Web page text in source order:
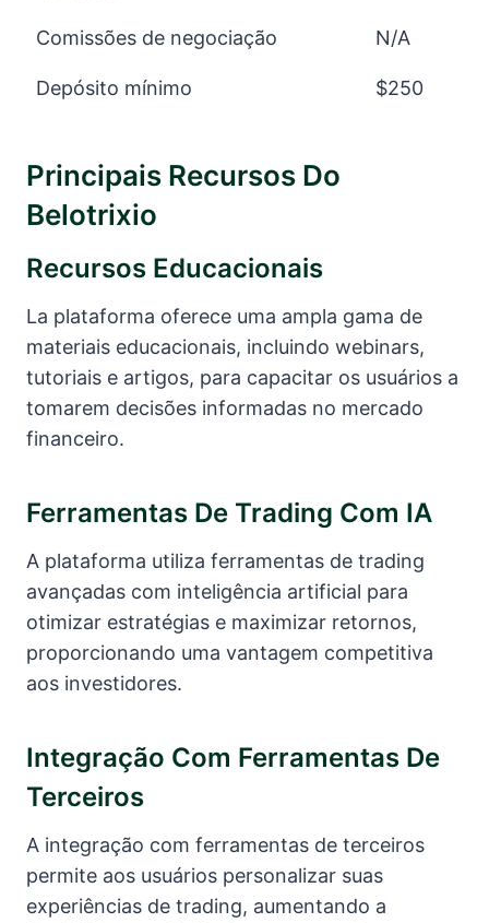
Comissões de negociação N/A
Depósito mínimo $250
Principais Recursos Do
Belotrixio
Recursos Educacionais
La plataforma oferece uma ampla gama de
materiais educacionais, incluindo webinars,
tutoriais e artigos, para capacitar os usuários a
tomarem decisões informadas no mercado
financeiro.
Ferramentas De Trading Com IA
A plataforma utiliza ferramentas de trading
avançadas com inteligência artificial para
otimizar estratégias e maximizar retornos,
proporcionando uma vantagem competitiva
aos investidores.
Integração Com Ferramentas De
Terceiros
A integração com ferramentas de terceiros
permite aos usuários personalizar suas
experiências de trading, aumentando a